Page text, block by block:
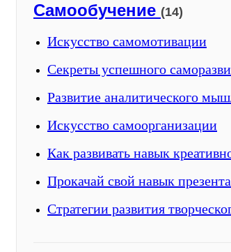
Самообучение (14)
Искусство самомотивации
Секреты успешного
Развитие аналитического
Искусство самоорганизации
Как развивать навык
Прокачай свой навык
Стратегии развития